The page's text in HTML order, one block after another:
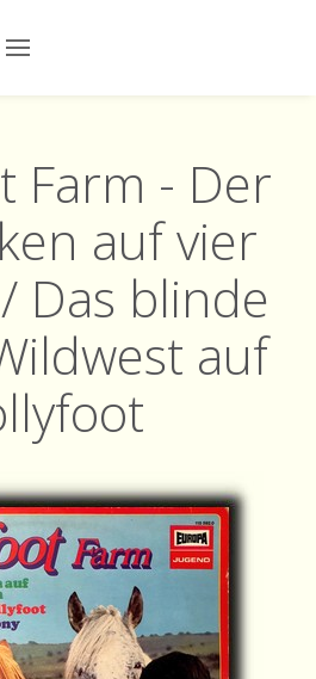
Farm - Der
auf vier
Das blinde
auf